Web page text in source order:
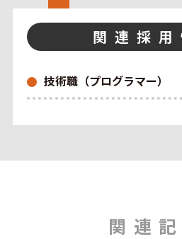
関連採用
技術職（プログラマー）
関連